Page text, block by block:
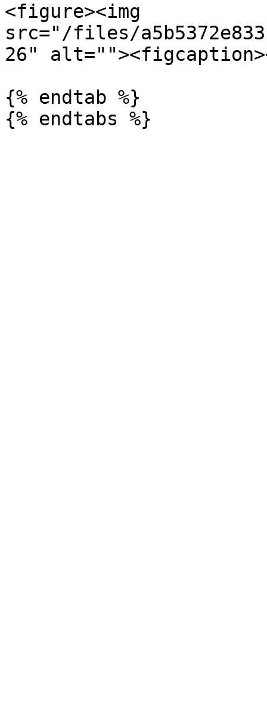
<figure><img
src="/files/
26"
{% endtab %}